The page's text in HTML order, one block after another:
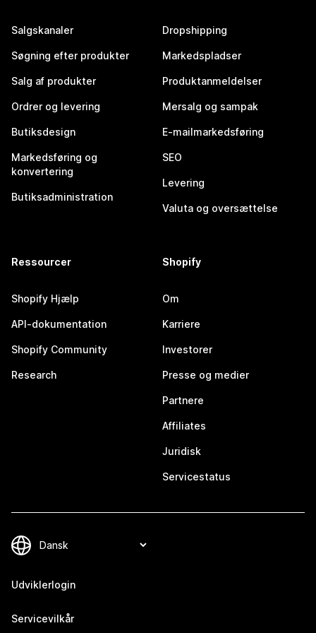
Salgskanaler
Søgning efter produkter
Salg af produkter
Ordrer og levering
Butiksdesign
Markedsføring og
konvertering
Butiksadministration
Dropshipping
Markedspladser
Produktanmeldelser
Mersalg og sampak
E-mailmarkedsføring
SEO
Levering
Valuta og oversættelse
Ressourcer
Shopify Hjælp
API-dokumentation
Shopify Community
Research
Shopify
Om
Karriere
Investorer
Presse og medier
Partnere
Affiliates
Juridisk
Servicestatus
Udviklerlogin
Servicevilkår